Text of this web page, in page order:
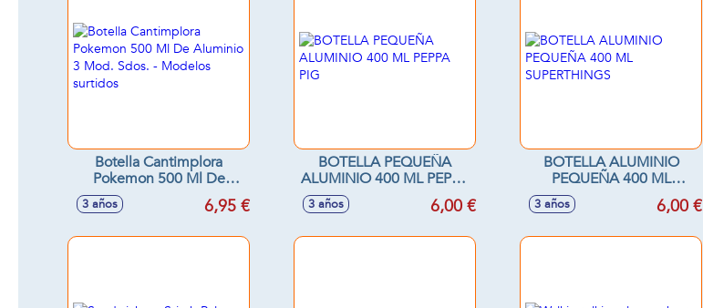
Botella Cantimplora
Pokemon 500 Ml De
Aluminio 3 Mod. Sdos. -
Modelos surtidos
3 años 6,95 €
BOTELLA PEQUEÑA
ALUMINIO 400 ML PEPPA
3 años 6,00 €
BOTELLA ALUMINIO
PEQUEÑA 400 ML
SUPERTHINGS
3 años 6,00 €